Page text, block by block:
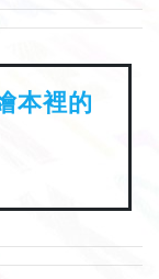
本裡的